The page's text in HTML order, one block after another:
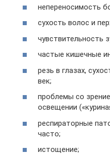
непереносимость
сухость волос и
чувствительность
частые кишечные
резь в глазах,
век;
проблемы со
освещении
респираторные
часто;
истощение;